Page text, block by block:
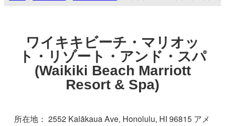
ワイキキビーチ・マリオッ
ト・リゾート・アンド・スパ
(Waikiki Beach Marriott
Resort & Spa)
所在地： 2552 Kalākaua Ave, Honolulu, HI 96815 アメ